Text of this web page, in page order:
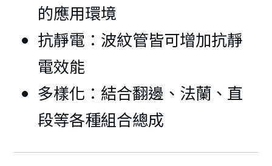
的應用環境
抗靜電：波紋管皆可增加抗靜
電效能
多樣化：結合翻邊、法蘭、直
段等各種組合總成